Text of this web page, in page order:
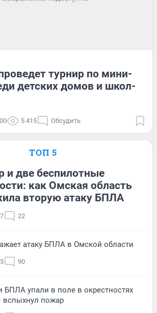
турнир по мини-
детских домов и школ-
5 415 Обсудить
ТОП 5
и две беспилотные
как Омская область
вторую атаку БПЛА
22
атаку БПЛА в Омской области
90
БПЛА упали в поле в окрестностях
пожар